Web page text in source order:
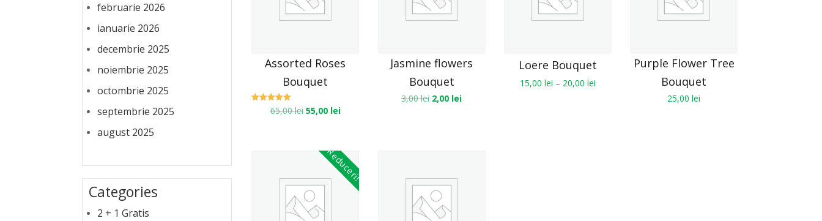
februarie 2026
ianuarie 2026
decembrie 2025
noiembrie 2025
octombrie 2025
septembrie 2025
august 2025
Categories
2 + 1 Gratis
Assorted Roses
Bouquet
Evaluat la
5.00
65,00lei 55,00 lei
Jasmine flowers
Bouquet
3,00lei 2,00 lei
Loere Bouquet
15,00 lei – 20,00 lei
Purple Flower Tree
Bouquet
25,00lei
Reduceri!